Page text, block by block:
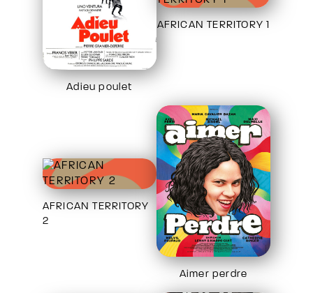
Adieu poulet
AFRICAN TERRITORY 1
AFRICAN TERRITORY
2
Aimer perdre